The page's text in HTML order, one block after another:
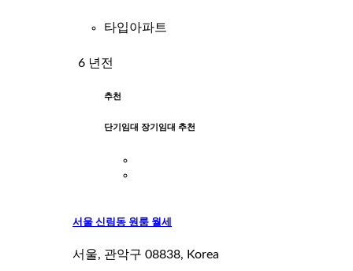
타입아파트
6 년전
추천
단기임대 장기임대 추천
서울 신림동 원룸 월세
서울, 관악구 08838, Korea